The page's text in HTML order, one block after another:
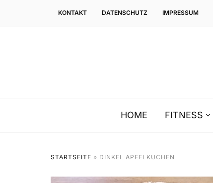
KONTAKT DATENSCHUTZ IMPRESSUM
HOME FITNESS
STARTSEITE » DINKEL APFELKUCHEN